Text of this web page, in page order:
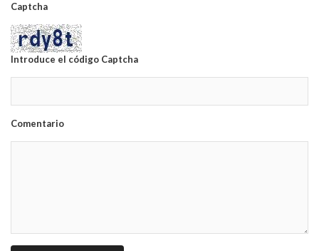
Captcha
Introduce el código Captcha
Comentario